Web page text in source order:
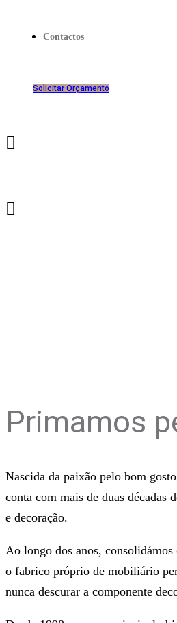
Contactos
Solicitar Orçamento
Primamos
Nascida da paixão pelo bom
conta com mais de duas décadas
e decoração.
Ao longo dos anos, consolidámos
o fabrico próprio de mobiliário
nunca descurar a componente